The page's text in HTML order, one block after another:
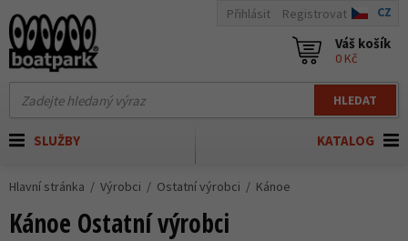
HLEDAT
Přihlásit Registrovat CZ
Váš košík
0 Kč
KATALOG
SLUŽBY
Hlavní stránka Výrobci Ostatní výrobci Kánoe
Kánoe Ostatní výrobci